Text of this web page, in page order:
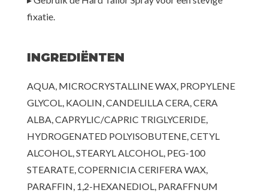
fixatie.
INGREDIËNTEN
AQUA, MICROCRYSTALLINE WAX, PROPYLENE
GLYCOL, KAOLIN, CANDELILLA CERA, CERA
ALBA, CAPRYLIC/CAPRIC TRIGLYCERIDE,
HYDROGENATED POLYISOBUTENE, CETYL
ALCOHOL, STEARYL ALCOHOL, PEG-100
STEARATE, COPERNICIA CERIFERA WAX,
PARAFFIN, 1,2-HEXANEDIOL, PARAFFNUM